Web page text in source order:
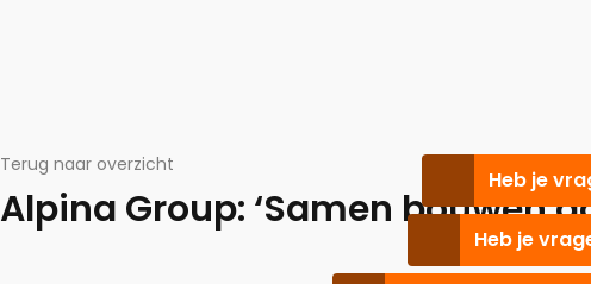
Terug naar overzicht
Alpina Group: ‘Samen bouwen
Heb je
Heb je